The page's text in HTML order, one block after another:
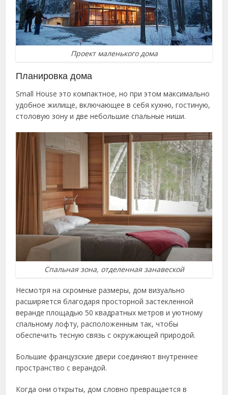
Проект маленького дома
Планировка дома
Small House это компактное, но при этом максимально
удобное жилище, включающее в себя кухню, гостиную,
столовую зону и две небольшие спальные ниши.
Спальная зона, отделенная занавеской
Несмотря на скромные размеры, дом визуально
расширяется благодаря просторной застекленной
веранде площадью 50 квадратных метров и уютному
спальному лофту, расположенным так, чтобы
обеспечить тесную связь с окружающей природой.
Большие французские двери соединяют внутреннее
пространство с верандой.
Когда они открыты, дом словно превращается в